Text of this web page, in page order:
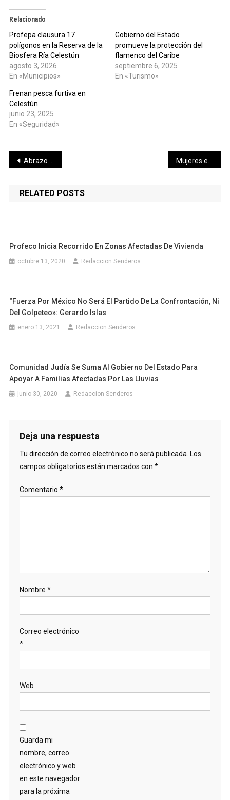
Relacionado
Profepa clausura 17
polígonos en la Reserva de la
Biosfera Ría Celestún
agosto 3, 2026
En «Municipios»
Gobierno del Estado
promueve la protección del
flamenco del Caribe
septiembre 6, 2025
En «Turismo»
Frenan pesca furtiva en
Celestún
junio 23, 2025
En «Seguridad»
Navegación
de
entradas
Abrazo guida vallisoletano: Bancada del Pueblo da cuentas y resultados en la Sultana del Oriente
RELATED POSTS
Profeco Inicia Recorrido En Zonas Afectadas De Vivienda
octubre 13, 2020 Redaccion Senderos
“Fuerza Por México No Será El Partido De La Confrontación, Ni
Del Golpeteo»: Gerardo Islas
enero 13, 2021 Redaccion Senderos
Comunidad Judía Se Suma Al Gobierno Del Estado Para
Apoyar A Familias Afectadas Por Las Lluvias
junio 30, 2020 Redaccion Senderos
Deja una respuesta
Tu dirección de correo electrónico no será publicada. Los
campos obligatorios están marcados con *
Comentario *
Nombre *
Correo electrónico
*
Web
Guarda mi
nombre, correo
electrónico y web
en este navegador
para la próxima